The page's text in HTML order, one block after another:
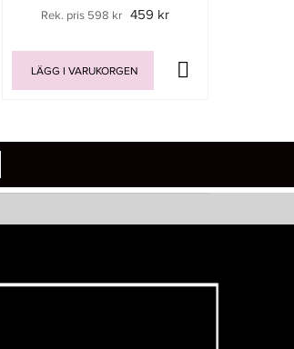
Rek. pris 598 kr 459 kr
LÄGG I VARUKORGEN